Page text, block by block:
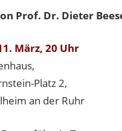
Prof. Dr. Dieter
März, 20 Uhr
Platz 2,
an der Ruhr